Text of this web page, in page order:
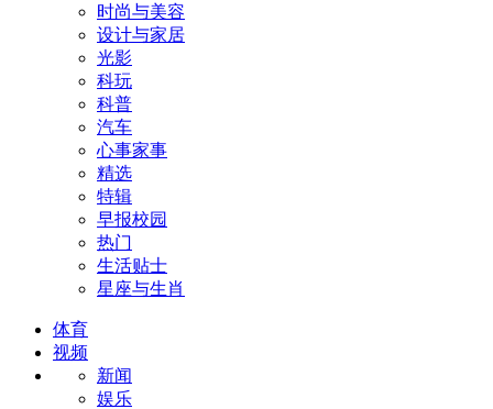
时尚与美容
设计与家居
光影
科玩
科普
汽车
心事家事
精选
特辑
早报校园
热门
生活贴士
星座与生肖
体育
视频
新闻
娱乐